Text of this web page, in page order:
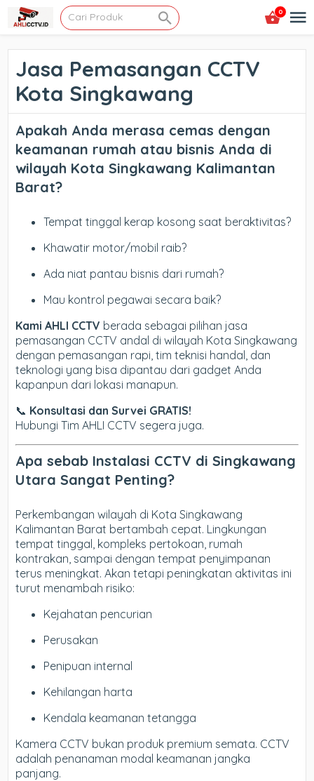
0
Jasa Pemasangan CCTV
Kota Singkawang
Apakah Anda merasa cemas dengan
keamanan rumah atau bisnis Anda di
wilayah Kota Singkawang Kalimantan
Barat?
Tempat tinggal kerap kosong saat beraktivitas?
Khawatir motor/mobil raib?
Ada niat pantau bisnis dari rumah?
Mau kontrol pegawai secara baik?
Kami AHLI CCTV berada sebagai pilihan jasa
pemasangan CCTV andal di wilayah Kota Singkawang
dengan pemasangan rapi, tim teknisi handal, dan
teknologi yang bisa dipantau dari gadget Anda
kapanpun dari lokasi manapun.
📞 Konsultasi dan Survei GRATIS!
Hubungi Tim AHLI CCTV segera juga.
Apa sebab Instalasi CCTV di Singkawang
Utara Sangat Penting?
Perkembangan wilayah di Kota Singkawang
Kalimantan Barat bertambah cepat. Lingkungan
tempat tinggal, kompleks pertokoan, rumah
kontrakan, sampai dengan tempat penyimpanan
terus meningkat. Akan tetapi peningkatan aktivitas ini
turut menambah risiko:
Kejahatan pencurian
Perusakan
Penipuan internal
Kehilangan harta
Kendala keamanan tetangga
Kamera CCTV bukan produk premium semata. CCTV
adalah penanaman modal keamanan jangka
panjang.